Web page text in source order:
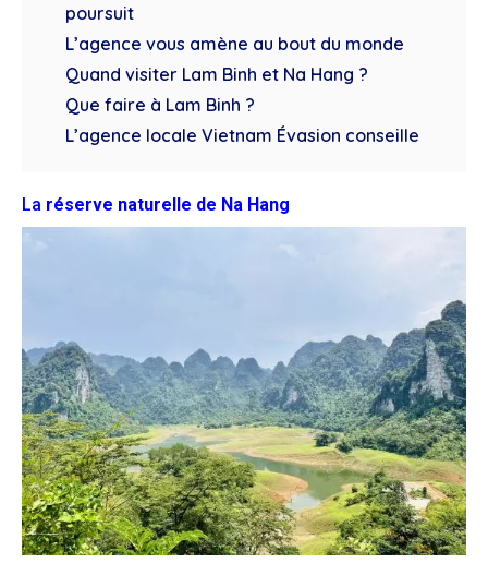
poursuit
L’agence vous amène au bout du monde
Quand visiter Lam Binh et Na Hang ?
Que faire à Lam Binh ?
L’agence locale Vietnam Évasion conseille
La réserve naturelle de Na Hang